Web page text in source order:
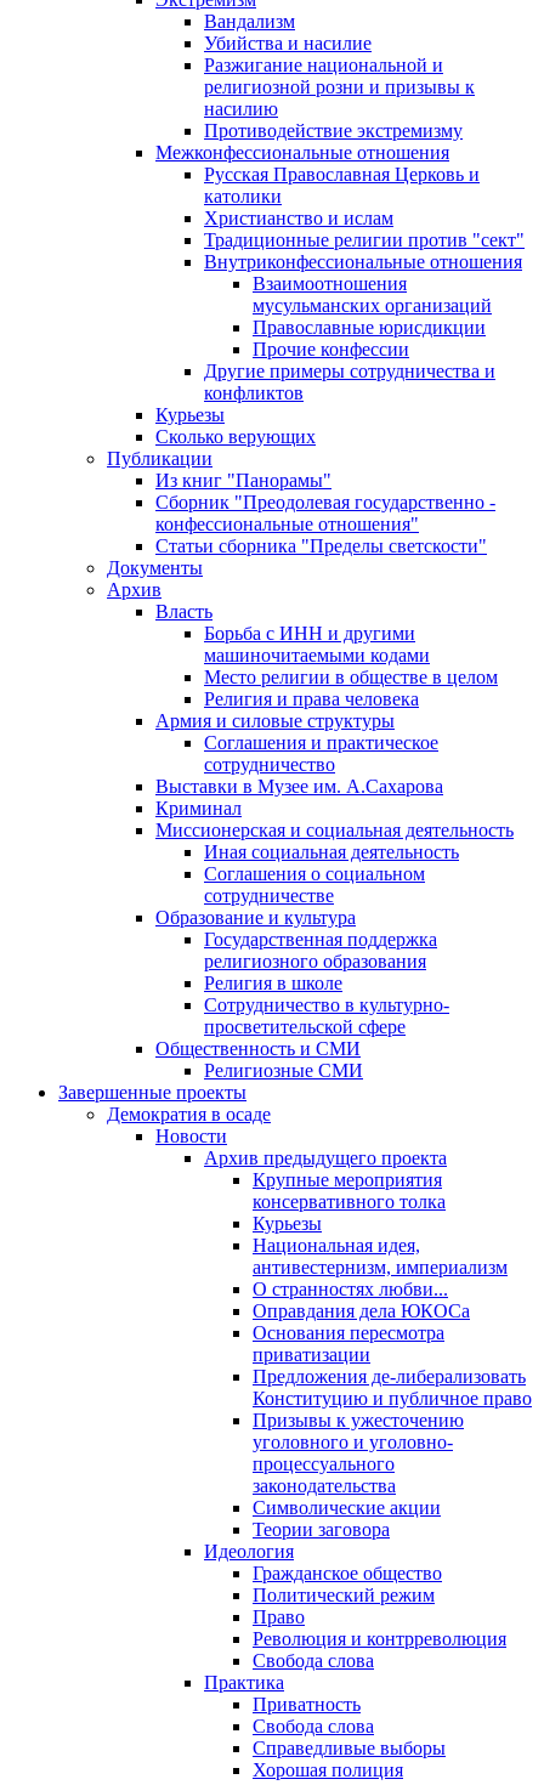
Вандализм
Убийства и насилие
Разжигание национальной и
религиозной розни и призывы к
насилию
Противодействие экстремизму
Межконфессиональные отношения
Русская Православная Церковь и
католики
Христианство и ислам
Традиционные религии против "сект"
Внутриконфессиональные отношения
Взаимоотношения
мусульманских организаций
Православные юрисдикции
Прочие конфессии
Другие примеры сотрудничества и
конфликтов
Курьезы
Сколько верующих
Публикации
Из книг "Панорамы"
Сборник "Преодолевая государственно -
конфессиональные отношения"
Статьи сборника "Пределы светскости"
Документы
Архив
Власть
Борьба с ИНН и другими
машиночитаемыми кодами
Место религии в обществе в целом
Религия и права человека
Армия и силовые структуры
Соглашения и практическое
сотрудничество
Выставки в Музее им. А.Сахарова
Криминал
Миссионерская и социальная деятельность
Иная социальная деятельность
Соглашения о социальном
сотрудничестве
Образование и культура
Государственная поддержка
религиозного образования
Религия в школе
Сотрудничество в культурно-
просветительской сфере
Общественность и СМИ
Религиозные СМИ
Завершенные проекты
Демократия в осаде
Новости
Архив предыдущего проекта
Крупные мероприятия
консервативного толка
Курьезы
Национальная идея,
антивестернизм, империализм
О странностях любви...
Оправдания дела ЮКОСа
Основания пересмотра
приватизации
Предложения де-либерализовать
Конституцию и публичное право
Призывы к ужесточению
уголовного и уголовно-
процессуального
законодательства
Символические акции
Теории заговора
Идеология
Гражданское общество
Политический режим
Право
Революция и контрреволюция
Свобода слова
Практика
Приватность
Свобода слова
Справедливые выборы
Хорошая полиция